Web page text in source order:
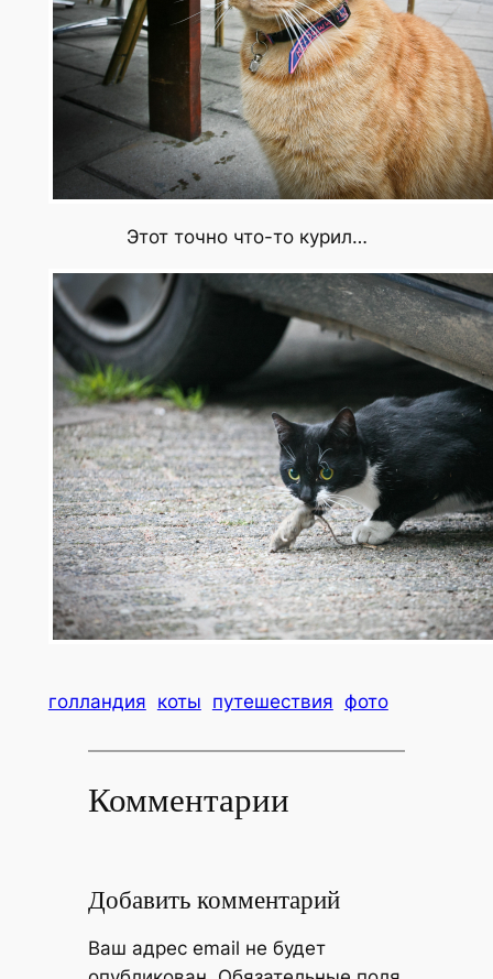
Этот точно что-то курил…
голландия коты путешествия фото
Комментарии
Добавить комментарий
Ваш адрес email не будет